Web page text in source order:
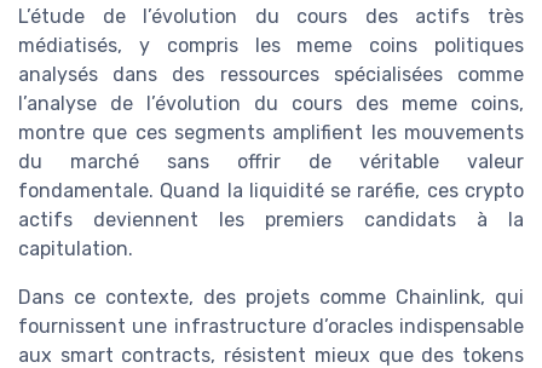
L’étude de l’évolution du cours des actifs très
médiatisés, y compris les meme coins politiques
analysés dans des ressources spécialisées comme
l’analyse de l’évolution du cours des meme coins,
montre que ces segments amplifient les mouvements
du marché sans offrir de véritable valeur
fondamentale. Quand la liquidité se raréfie, ces crypto
actifs deviennent les premiers candidats à la
capitulation.
Dans ce contexte, des projets comme Chainlink, qui
fournissent une infrastructure d’oracles indispensable
aux smart contracts, résistent mieux que des tokens